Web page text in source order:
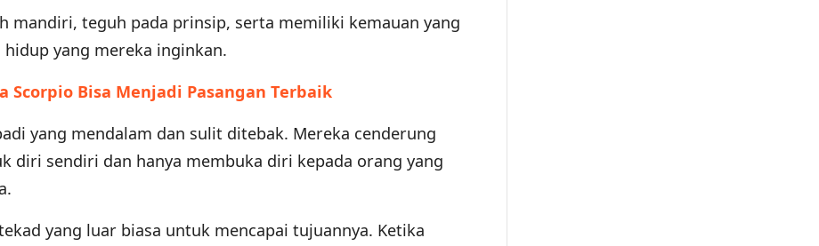
mandiri, teguh pada prinsip, serta memiliki kemauan yang
yang mereka inginkan.
Scorpio Bisa Menjadi Pasangan Terbaik
yang mendalam dan sulit ditebak. Mereka cenderung
diri sendiri dan hanya membuka diri kepada orang yang
yang luar biasa untuk mencapai tujuannya. Ketika